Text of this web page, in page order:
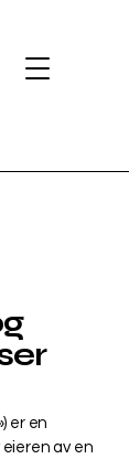
er en
av en